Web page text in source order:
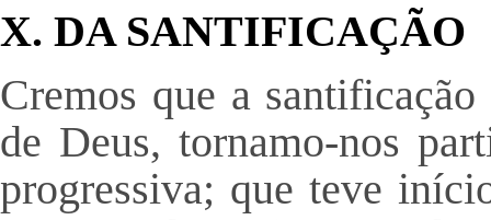
X. DA SANTIFICAÇÃO
Cremos que a
de Deus, tornamo-nos
progressiva; que teve